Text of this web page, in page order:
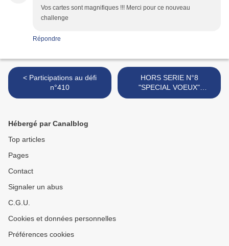
Vos cartes sont magnifiques !!! Merci pour ce nouveau
challenge
Répondre
< Participations au défi
n°410
HORS SERIE N°8
"SPECIAL VOEUX"
PASSION CARTES
Hébergé par Canalblog
Top articles
Pages
Contact
Signaler un abus
C.G.U.
Cookies et données personnelles
Préférences cookies